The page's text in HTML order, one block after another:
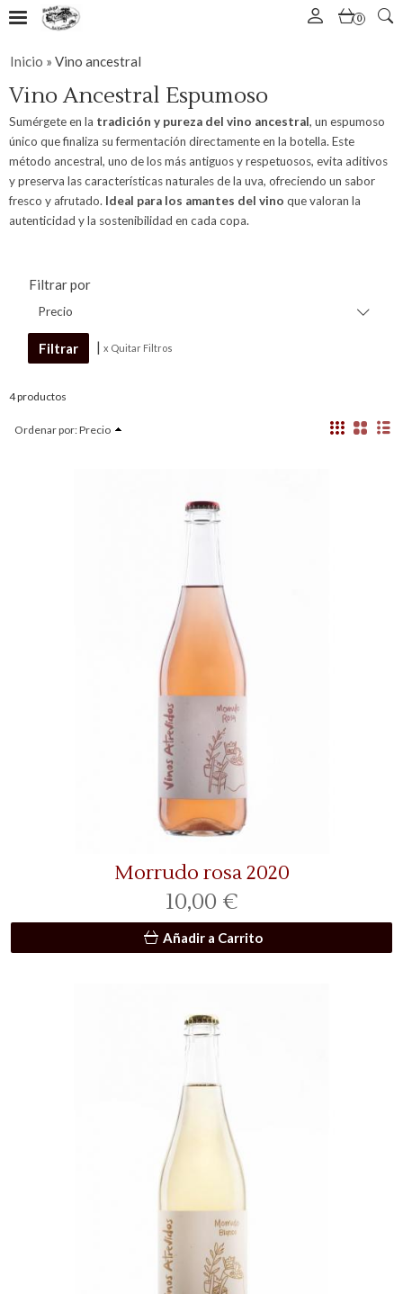
0
Inicio » Vino ancestral
Vino Ancestral Espumoso
Sumérgete en la tradición y pureza del vino ancestral, un espumoso
único que finaliza su fermentación directamente en la botella. Este
método ancestral, uno de los más antiguos y respetuosos, evita aditivos
y preserva las características naturales de la uva, ofreciendo un sabor
fresco y afrutado. Ideal para los amantes del vino que valoran la
autenticidad y la sostenibilidad en cada copa.
Filtrar por
Precio
| x Quitar Filtros
4 productos
Ordenar por:Precio
Morrudo rosa 2020
10,00 €
Añadir a Carrito